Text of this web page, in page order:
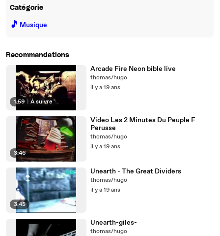
Catégorie
🎵 Musique
Recommandations
1:59 | À suivre
Arcade Fire Neon bible live
thomas/hugo
il y a 19 ans
3:46
Video Les 2 Minutes Du Peuple F
Perusse
thomas/hugo
il y a 19 ans
3:45
Unearth - The Great Dividers
thomas/hugo
il y a 19 ans
Unearth-giles-
thomas/hugo